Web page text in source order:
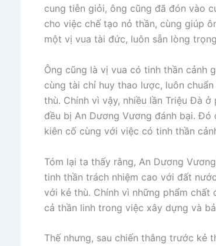
cung tiễn giỏi, ông cũng đã đón vào
cho việc chế tạo nỏ thần, cùng giúp
một vị vua tài đức, luôn sẵn lòng
Ông cũng là vị vua có tinh thần cảnh
cùng tài chỉ huy thao lược, luôn
thù. Chính vì vậy, nhiều lần Triệu Đà
đều bị An Dương Vương đánh bại.
kiên cố cùng với việc có tinh thần
Tóm lại ta thấy rằng, An Dương
tinh thần trách nhiệm cao với đất
với kẻ thù. Chính vì những phẩm chất
cả thần linh trong việc xây dựng và
Thế nhưng, sau chiến thắng trước kẻ